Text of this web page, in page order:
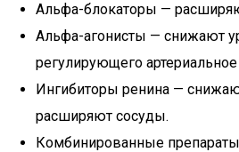
Альфа-блокаторы —
Альфа-агонисты — снижают
регулирующего
Ингибиторы ренина —
расширяют сосуды.
Комбинированные